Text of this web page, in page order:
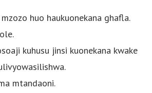
huo haukuonekana ghafla.
kuhusu jinsi kuonekana kwake
mtandaoni.